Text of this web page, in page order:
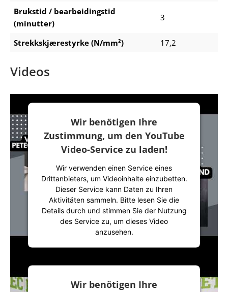
Brukstid / bearbeidingstid
(minutter)
3
Strekkskjærestyrke (N/mm²) 17,2
Videos
Wir benötigen Ihre
Zustimmung, um den YouTube
Video-Service zu laden!
Wir verwenden einen Service eines
Drittanbieters, um Videoinhalte einzubetten.
Dieser Service kann Daten zu Ihren
Aktivitäten sammeln. Bitte lesen Sie die
Details durch und stimmen Sie der Nutzung
des Service zu, um dieses Video
anzusehen.
Akzeptieren
Wir benötigen Ihre